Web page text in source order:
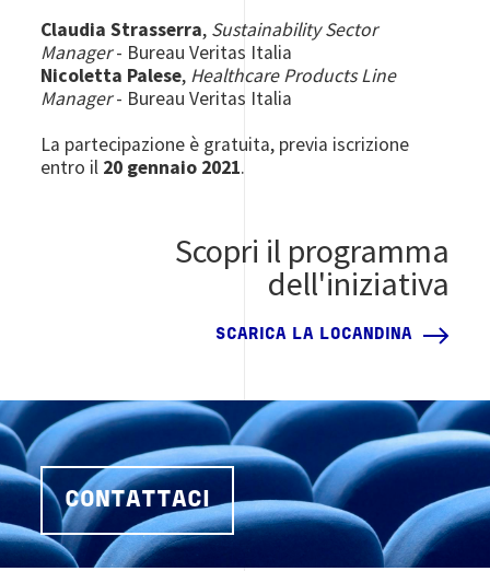
Claudia Strasserra, Sustainability Sector
Manager- Bureau Veritas Italia
Nicoletta Palese, Healthcare Products Line
Manager- Bureau Veritas Italia
La partecipazione è gratuita, previa iscrizione
entro il 20 gennaio 2021.
Scopri il programma
dell'iniziativa
SCARICA LA LOCANDINA
CONTATTACI